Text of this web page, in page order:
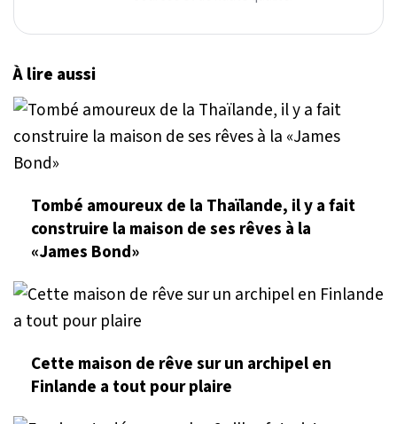
À lire aussi
Tombé amoureux de la Thaïlande, il y a fait
construire la maison de ses rêves à la
«James Bond»
Cette maison de rêve sur un archipel en
Finlande a tout pour plaire